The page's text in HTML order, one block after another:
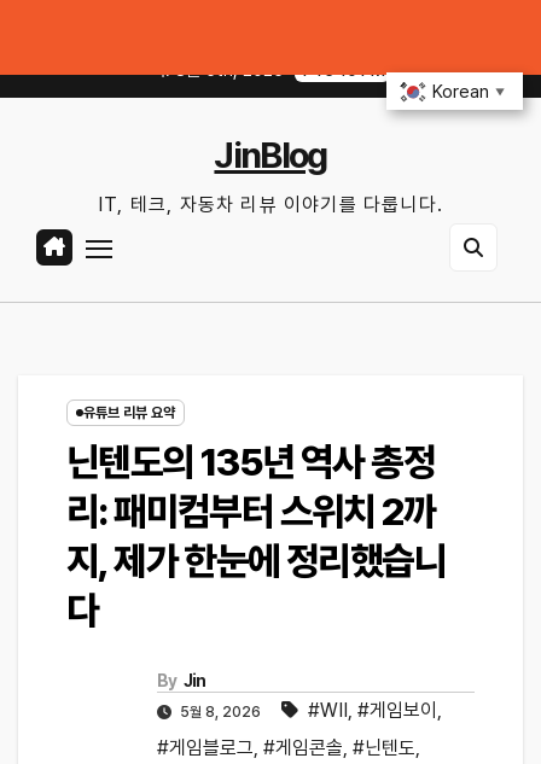
JinBlog
IT, 테크, 자동차 리뷰 이야기를 다룹니다.
유튜브 리뷰 요약
닌텐도의 135년 역사 총정
리: 패미컴부터 스위치 2까
지, 제가 한눈에 정리했습니
다
By Jin
5월 8, 2026 #WII , #게임보이 ,
#게임블로그, #게임콘솔, #닌텐도,
Korean ▼